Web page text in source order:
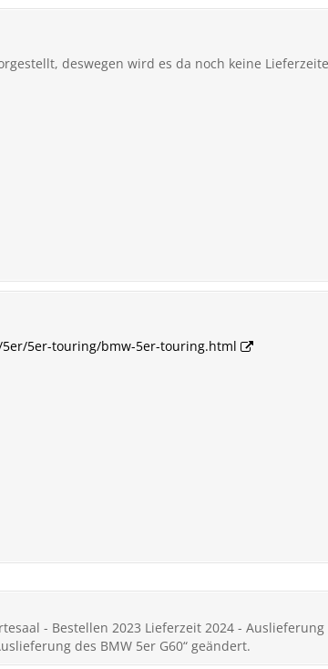
deswegen wird es da noch keine
5er-touring/bmw-5er-touring.html
- Bestellen 2023 Lieferzeit 2024 - Auslieferung
des BMW 5er G60“ geändert.